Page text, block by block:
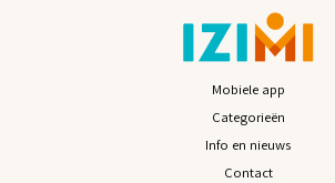
Mobiele app
Categorieën
Info en nieuws
Contact